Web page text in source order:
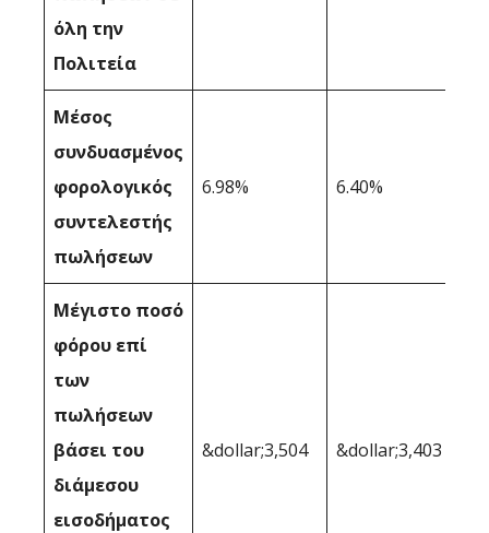
όλη την
Πολιτεία
Μέσος
συνδυασμένος
φορολογικός
συντελεστής
πωλήσεων
6.98% 6.40%
Μέγιστο ποσό
φόρου επί
των
πωλήσεων
βάσει του
διάμεσου
εισοδήματος
&dollar;3,504 &dollar;3,403